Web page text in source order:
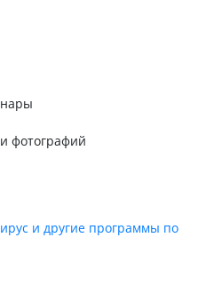
фотографий
и другие программы по